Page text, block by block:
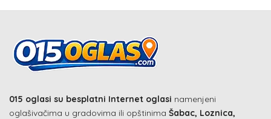
015 oglasi su besplatni Internet oglasi namenjeni
oglašivačima u gradovima ili opštinima Šabac, Loznica,